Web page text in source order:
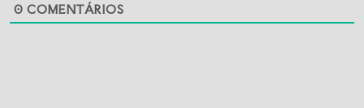
0 COMENTÁRIOS